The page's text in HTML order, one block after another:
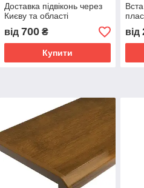
Доставка підвіконь через
Києву та області
від 700₴
Купити
від